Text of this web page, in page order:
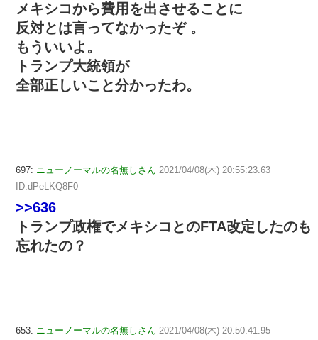
メキシコから費用を出させることに
反対とは言ってなかったぞ 。
もういいよ。
トランプ大統領が
全部正しいこと分かったわ。
697: ニューノーマルの名無しさん 2021/04/08(木) 20:55:23.63
ID:dPeLKQ8F0
>>636
トランプ政権でメキシコとのFTA改定したのも
忘れたの？
653: ニューノーマルの名無しさん 2021/04/08(木) 20:50:41.95